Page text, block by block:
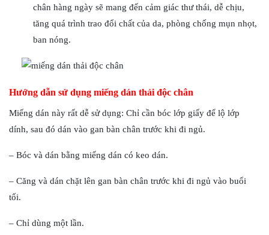
chân hàng ngày sẽ mang đến cảm giác thư thái, dễ chịu,
tăng quá trình trao đổi chất của da, phòng chống mụn nhọt,
ban nóng.
Hướng dẫn sử dụng miếng dán thải độc chân
Miếng dán này rất dễ sử dụng: Chỉ cần bóc lớp giấy để lộ lớp
dính, sau đó dán vào gan bàn chân trước khi đi ngủ.
– Bóc và dán bằng miếng dán có keo dán.
– Căng và dán chặt lên gan bàn chân trước khi đi ngủ vào buổi
tối.
– Chỉ dùng một lần.